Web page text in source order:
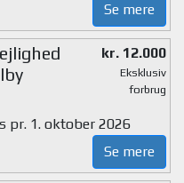
Se mere
kr. 12.000
Eksklusiv
forbrug
pr. 1. oktober 2026
Se mere